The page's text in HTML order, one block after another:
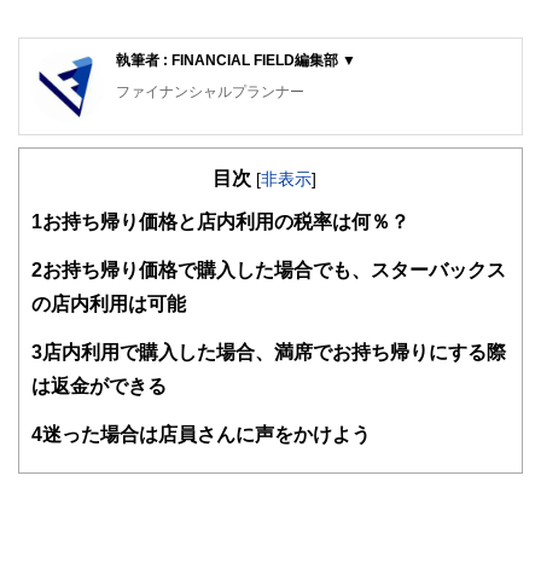
執筆者 : FINANCIAL FIELD編集部 ▼
ファイナンシャルプランナー
FinancialField編集部は、金融、経済に関する記事を、日々
知識がない方でも理解できるようわかりやすく発信していま
得者を中心に「お金や暮らし」に関する書籍・雑誌の編集経
験者で構成され、企画立案から記事掲載まですべての工程に
関わることで、読者目線のコンテンツを追求しています。
FinancialFieldの特徴は、ファイナンシャルプランナー、弁
ドバイザー、DCプランナー、公認会計士、社会保険労務
ど150名以上の有資格者を執筆者・監修者として迎え、むず
をわかりやすく発信している点です。
目次 [非表示]
1 お持ち帰り価格と店内利用の税率は何％？
2お持ち帰り価格で購入した場合でも、スターバックス
の店内利用は可能
3店内利用で購入した場合、満席でお持ち帰りにする際
は返金ができる
4迷った場合は店員さんに声をかけよう